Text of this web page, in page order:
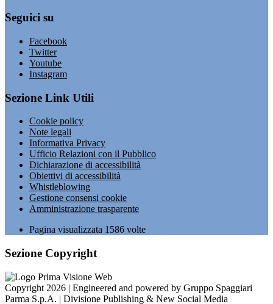
Seguici su
Facebook
Twitter
Youtube
Instagram
Sezione Link Utili
Cookie policy
Note legali
Informativa Privacy
Ufficio Relazioni con il Pubblico
Dichiarazione di accessibilità
Obiettivi di accessibilità
Whistleblowing
Gestione consensi cookie
Amministrazione trasparente
Pagina visualizzata 1586 volte
Sezione Copyright
Copyright 2026 | Engineered and powered by Gruppo Spaggiari
Parma S.p.A. | Divisione Publishing & New Social Media